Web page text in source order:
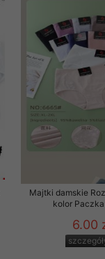
Majtki damskie
kolor
6.00